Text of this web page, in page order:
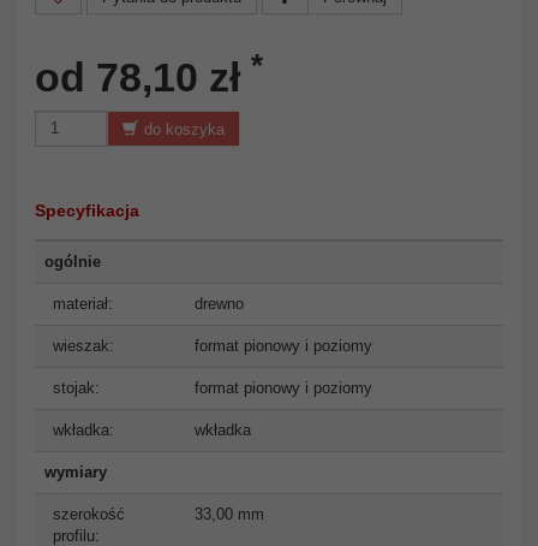
od 78,10 zł *
do koszyka
Specyfikacja
ogólnie
materiał: drewno
wieszak: format pionowy i poziomy
stojak: format pionowy i poziomy
wkładka: wkładka
wymiary
szerokość
profilu:
33,00 mm